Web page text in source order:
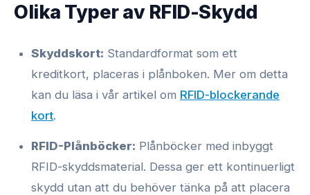
Olika Typer av RFID-Skydd
Skyddskort: Standardformat som ett
kreditkort, placeras i plånboken. Mer om detta
kan du läsa i vår artikel om RFID-blockerande
kort.
RFID-Plånböcker: Plånböcker med inbyggt
RFID-skyddsmaterial. Dessa ger ett kontinuerligt
skydd utan att du behöver tänka på att placera